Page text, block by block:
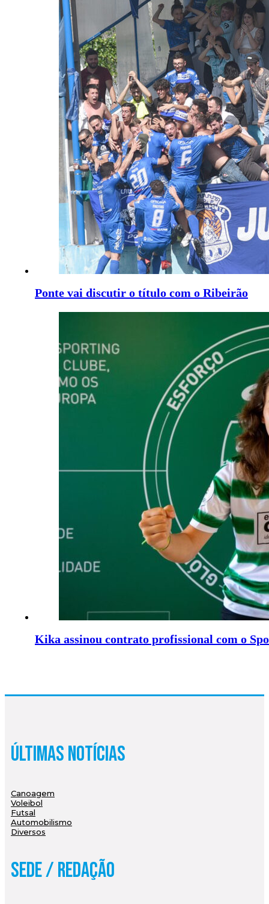
Ponte vai discutir o título com o Ribeirão
Kika assinou contrato profissional com o
Últimas Notícias
Canoagem
Voleibol
Futsal
Automobilismo
Diversos
Sede / Redação